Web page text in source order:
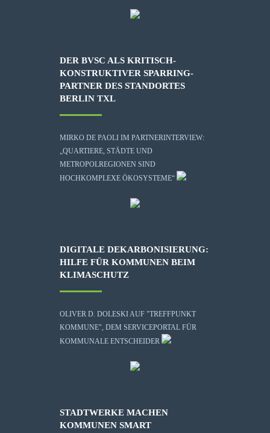
DER BVSC ALS KRITISCH-
KONSTRUKTIVER SPARRING-
PARTNER DES STANDORTES
BERLIN TXL
MIRKO DE PAOLI IM PARTNERINTERVIEW:
„QUARTIERE, STÄDTE UND
METROPOLREGIONEN SIND
HOCHKOMPLEXE ÖKOSYSTEME“
DIGITALE DEKARBONISIERUNG:
HILFE FÜR KOMMUNEN BEIM
KLIMASCHUTZ
OLIVER D. DOLESKI AUF "TREFFPUNKT
KOMMUNE", DEM SERVICEPORTAL FÜR
KOMMUNALE ENTSCHEIDER
STADTWERKE MACHEN
KOMMUNEN SMART